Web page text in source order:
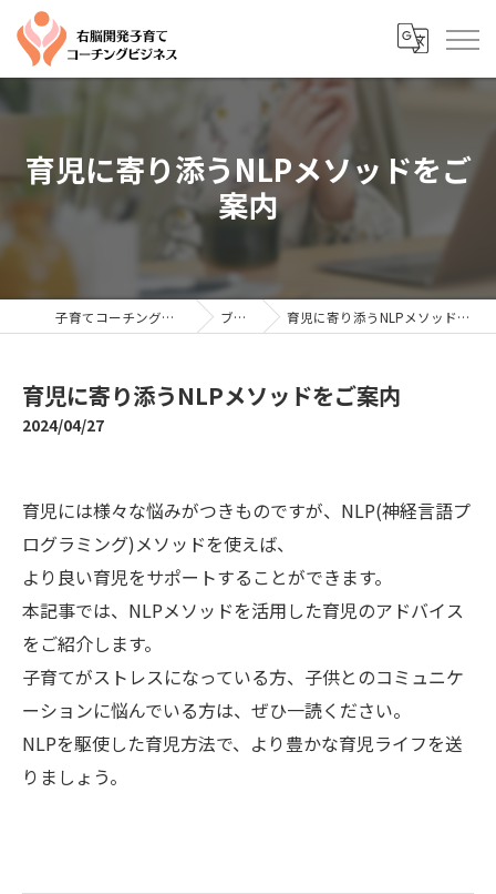
育児に寄り添うNLPメソッドをご
案内
子育てコーチングならYTC ブログ 育児に寄り添うNLPメソッドをご案内
育児に寄り添うNLPメソッドをご案内
2024/04/27
育児には様々な悩みがつきものですが、NLP(神経言語プ
ログラミング)メソッドを使えば、
より良い育児をサポートすることができます。
本記事では、NLPメソッドを活用した育児のアドバイス
をご紹介します。
子育てがストレスになっている方、子供とのコミュニケ
ーションに悩んでいる方は、ぜひ一読ください。
NLPを駆使した育児方法で、より豊かな育児ライフを送
りましょう。